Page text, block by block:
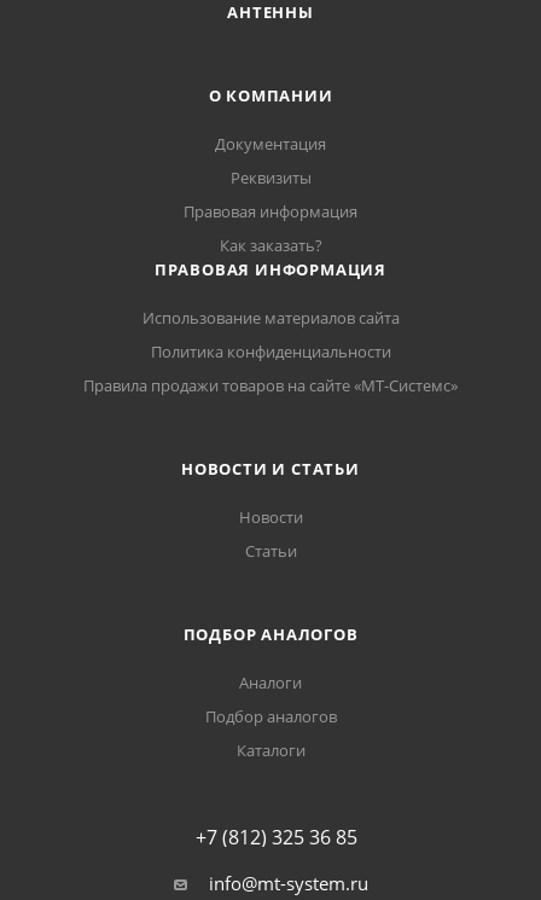
АНТЕННЫ
О КОМПАНИИ
Документация
Реквизиты
Правовая информация
Как заказать?
ПРАВОВАЯ ИНФОРМАЦИЯ
Использование материалов сайта
Политика конфиденциальности
Правила продажи товаров на сайте «МТ-Системс»
НОВОСТИ И СТАТЬИ
Новости
Статьи
ПОДБОР АНАЛОГОВ
Аналоги
Подбор аналогов
Каталоги
+7 (812) 325 36 85
info@mt-system.ru